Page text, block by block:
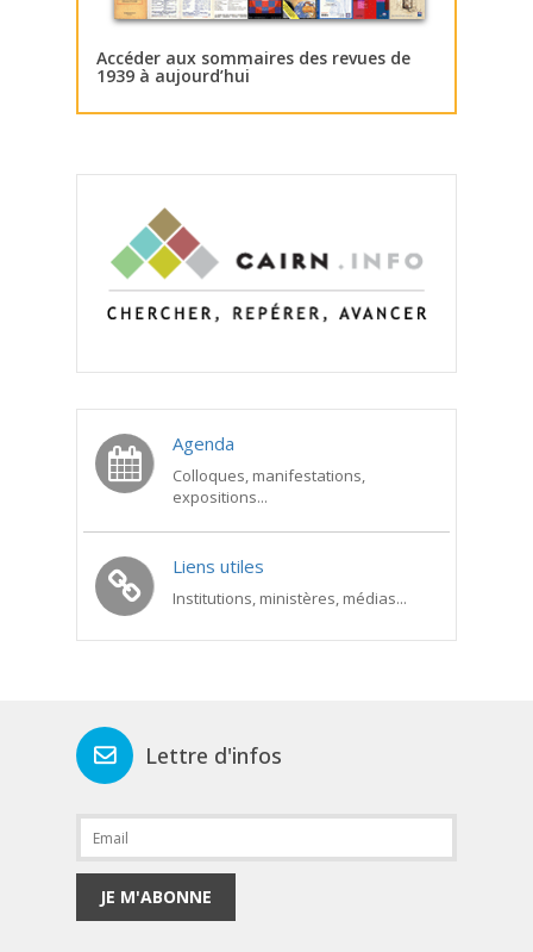
Accéder aux sommaires des revues de
1939 à aujourd’hui
Agenda
Colloques, manifestations,
expositions...
Liens utiles
Institutions, ministères, médias...
Lettre d'infos
JE M'ABONNE